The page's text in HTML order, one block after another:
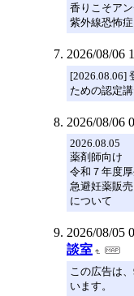
香りこそア
紫外線恐怖症
2026/08/06
[2026.08.06]
ための認定
2026/08/06
2026.08.05
薬剤師向け
令和７年度
急避妊薬販
について
2026/08/05
談室
この広告は
います。